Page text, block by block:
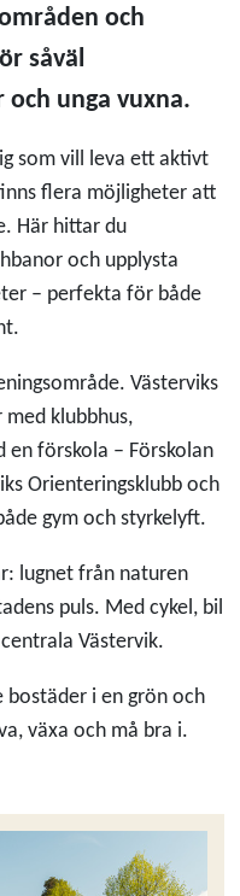
och
såväl
unga vuxna.
som vill leva ett aktivt
flera möjligheter att
Här hittar du
och upplysta
– perfekta för både
Västerviks
klubbhus,
förskola – Förskolan
Orienteringsklubb och
gym och styrkelyft.
lugnet från naturen
puls. Med cykel, bil
Västervik.
bostäder i en grön och
växa och må bra i.